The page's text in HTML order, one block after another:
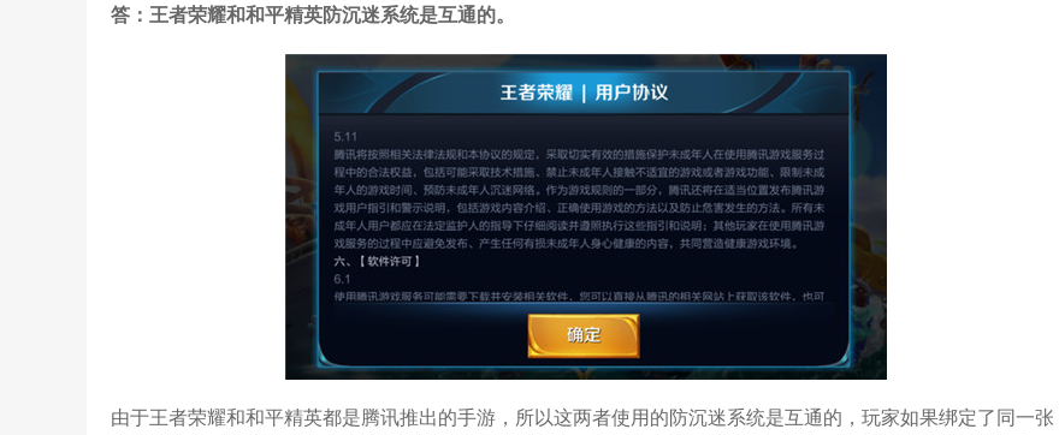
答：王者荣耀和和平精英防沉迷系统是互通的。
由于王者荣耀和和平精英都是腾讯推出的手游，所以这两者使用的防沉迷系统是互通的，玩家如果绑定了同一张